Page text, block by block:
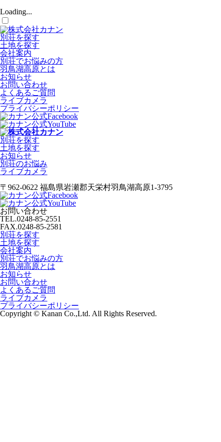
Loading...
別荘を探す
土地を探す
会社案内
別荘でお悩みの方
羽鳥湖高原とは
お知らせ
お問い合わせ
よくあるご質問
ライブカメラ
プライバシーポリシー
別荘を探す
土地を探す
お知らせ
別荘のお悩み
ライブカメラ
〒962-0622 福島県岩瀬郡天栄村羽鳥湖高原1-3795
お問い合わせ
TEL.0248-85-2551
FAX.0248-85-2581
別荘を探す
土地を探す
会社案内
別荘でお悩みの方
羽鳥湖高原とは
お知らせ
お問い合わせ
よくあるご質問
ライブカメラ
プライバシーポリシー
Copyright © Kanan Co.,Ltd. All Rights Reserved.